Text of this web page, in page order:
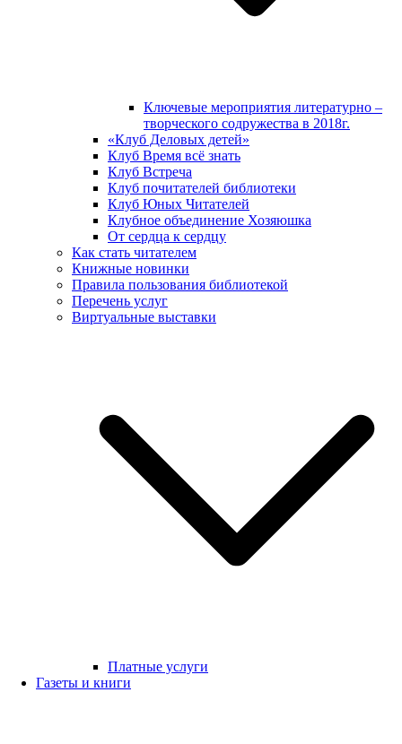
Ключевые мероприятия литературно –
творческого содружества в 2018г.
«Клуб Деловых детей»
Клуб Время всё знать
Клуб Встреча
Клуб почитателей библиотеки
Клуб Юных Читателей
Клубное объединение Хозяюшка
От сердца к сердцу
Как стать читателем
Книжные новинки
Правила пользования библиотекой
Перечень услуг
Виртуальные выставки
Платные услуги
Газеты и книги